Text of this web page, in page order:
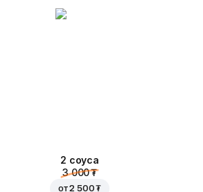
2 соуса
3 000 ₮
от2 500 ₮